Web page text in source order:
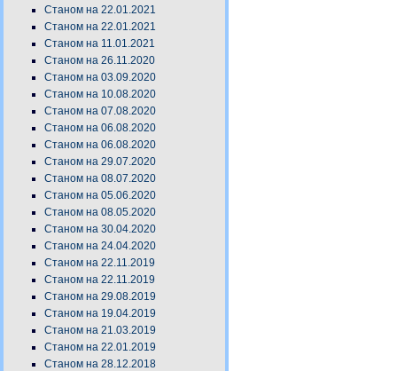
Станом на 22.01.2021
Станом на 22.01.2021
Станом на 11.01.2021
Станом на 26.11.2020
Станом на 03.09.2020
Станом на 10.08.2020
Станом на 07.08.2020
Станом на 06.08.2020
Станом на 06.08.2020
Станом на 29.07.2020
Станом на 08.07.2020
Станом на 05.06.2020
Станом на 08.05.2020
Станом на 30.04.2020
Станом на 24.04.2020
Станом на 22.11.2019
Станом на 22.11.2019
Станом на 29.08.2019
Станом на 19.04.2019
Станом на 21.03.2019
Станом на 22.01.2019
Станом на 28.12.2018